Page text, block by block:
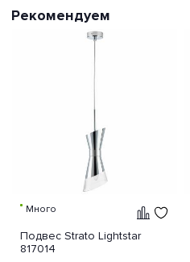
Рекомендуем
Много
Подвес Strato Lightstar
817014